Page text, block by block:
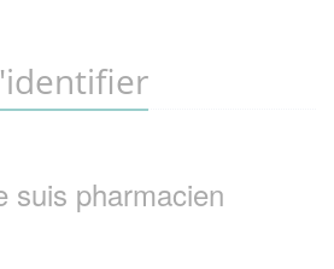
suis pharmacien